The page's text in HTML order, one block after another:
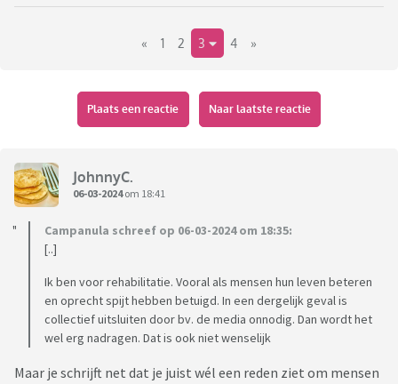
« 1 2 3 4 »
Plaats een reactie Naar laatste reactie
JohnnyC.
06-03-2024om 18:41
Campanula schreef op 06-03-2024 om 18:35:
[..]
Ik ben voor rehabilitatie. Vooral als mensen hun leven beteren
en oprecht spijt hebben betuigd. In een dergelijk geval is
collectief uitsluiten door bv. de media onnodig. Dan wordt het
wel erg nadragen. Dat is ook niet wenselijk
Maar je schrijft net dat je juist wél een reden ziet om mensen